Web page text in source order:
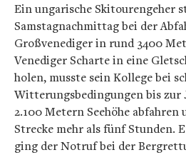
Ein ungarische Skitourengeher
Samstagnachmittag bei der
Großvenediger in rund 3400
Venediger Scharte in eine
holen, musste sein Kollege bei
Witterungsbedingungen bis zur
2.100 Metern Seehöhe
Strecke mehr als fünf Stunden.
ging der Notruf bei der